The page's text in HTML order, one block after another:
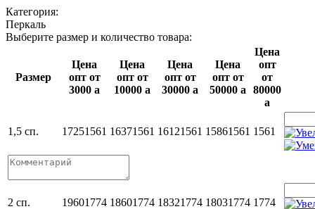
Категория:
Перкаль
Выберите размер и количество товара:
Размер
Цена
опт от
3000 a
Цена
опт от
10000 a
Цена
опт от
30000 a
Цена
опт от
50000 a
Цена
опт
от
80000
a
1,5 сп. 17251561 16371561 16121561 15861561 1561
2 сп. 19601774 18601774 18321774 18031774 1774